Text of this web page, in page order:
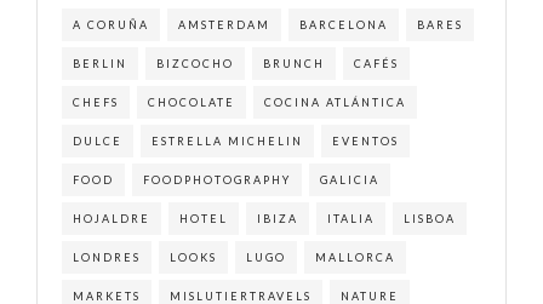
A CORUÑA AMSTERDAM BARCELONA BARES
BERLIN BIZCOCHO BRUNCH CAFÉS
CHEFS CHOCOLATE COCINA ATLÁNTICA
DULCE ESTRELLA MICHELIN EVENTOS
FOOD FOODPHOTOGRAPHY GALICIA
HOJALDRE HOTEL IBIZA ITALIA LISBOA
LONDRES LOOKS LUGO MALLORCA
MARKETS MISLUTIERTRAVELS NATURE